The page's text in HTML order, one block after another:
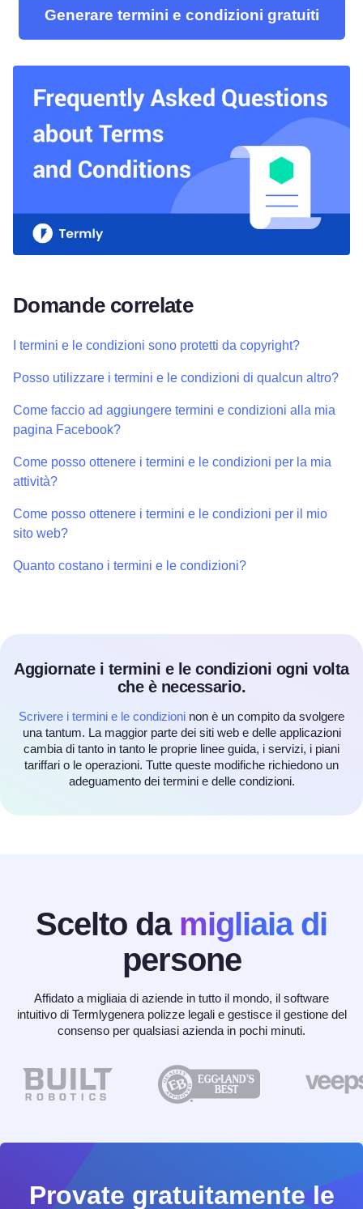
Generare termini e condizioni gratuiti
Domande correlate
I termini e le condizioni sono protetti da copyright?
Posso utilizzare i termini e le condizioni di qualcun altro?
Come faccio ad aggiungere termini e condizioni alla mia
pagina Facebook?
Come posso ottenere i termini e le condizioni per la mia
attività?
Come posso ottenere i termini e le condizioni per il mio
sito web?
Quanto costano i termini e le condizioni?
Aggiornate i termini e le condizioni ogni volta
che è necessario.
Scrivere i termini e le condizioni non è un compito da svolgere
una tantum. La maggior parte dei siti web e delle applicazioni
cambia di tanto in tanto le proprie linee guida, i servizi, i piani
tariffari o le operazioni. Tutte queste modifiche richiedono un
adeguamento dei termini e delle condizioni.
Scelto da migliaia di
persone
Affidato a migliaia di aziende in tutto il mondo, il software
intuitivo di Termlygenera polizze legali e gestisce il gestione del
consenso per qualsiasi azienda in pochi minuti.
Provate gratuitamente le